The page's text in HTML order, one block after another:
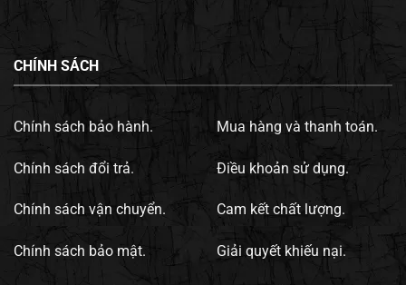
CHÍNH SÁCH
Chính sách bảo hành.
Chính sách đổi trả.
Chính sách vận chuyển.
Chính sách bảo mật.
Mua hàng và thanh toán.
Điều khoản sử dụng.
Cam kết chất lượng.
Giải quyết khiếu nại.